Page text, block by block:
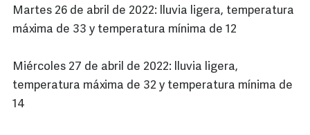
Martes 26 de abril de 2022: lluvia ligera, temperatura
máxima de 33 y temperatura mínima de 12
Miércoles 27 de abril de 2022: lluvia ligera,
temperatura máxima de 32 y temperatura mínima de
14